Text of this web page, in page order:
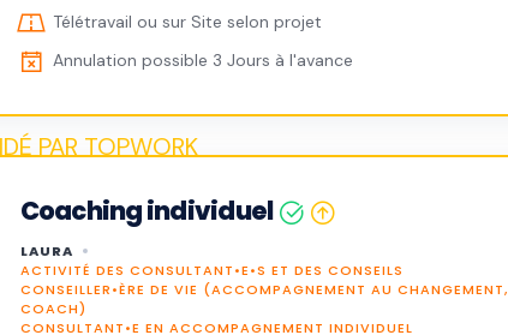
Télétravail ou sur Site selon projet
Annulation possible 3 Jours à l'avance
Coaching individuel
LAURA
ACTIVITÉ DES CONSULTANT•E•S ET DES CONSEILS
CONSEILLER•ÈRE DE VIE (ACCOMPAGNEMENT AU CHANGEMENT,
COACH)
CONSULTANT•E EN ACCOMPAGNEMENT INDIVIDUEL